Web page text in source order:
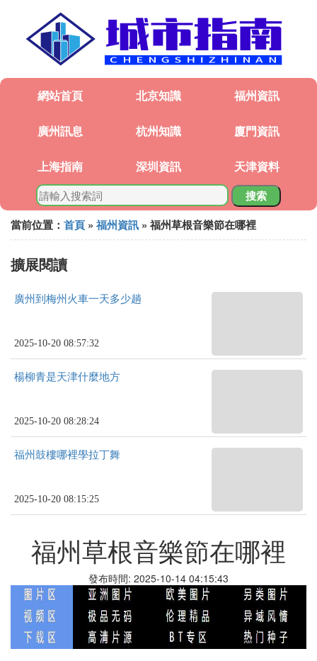
網站首頁 北京知識 福州資訊
廣州訊息 杭州知識 廈門資訊
上海指南 深圳資訊 天津資料
搜索
當前位置： 首頁 » 福州資訊 » 福州草根音樂節在哪裡
擴展閱讀
廣州到梅州火車一天多少趟
2025-10-20 08:57:32
楊柳青是天津什麼地方
2025-10-20 08:28:24
福州鼓樓哪裡學拉丁舞
2025-10-20 08:15:25
福州草根音樂節在哪裡
發布時間: 2025-10-14 04:15:43